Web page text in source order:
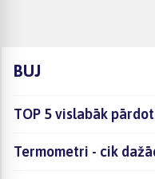
BUJ
TOP 5 vislabāk
Termometri - cik